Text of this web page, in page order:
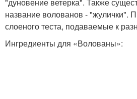
название волованов - "жулички".
слоеного теста, подаваемые к
Ингредиенты для «Волованы»: